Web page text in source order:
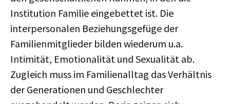
Institution Familie eingebettet ist. Die
interpersonalen Beziehungsgefüge der
Familienmitglieder bilden wiederum u.a.
Intimität, Emotionalität und Sexualität ab.
Zugleich muss im Familienalltag das Verhältnis
der Generationen und Geschlechter